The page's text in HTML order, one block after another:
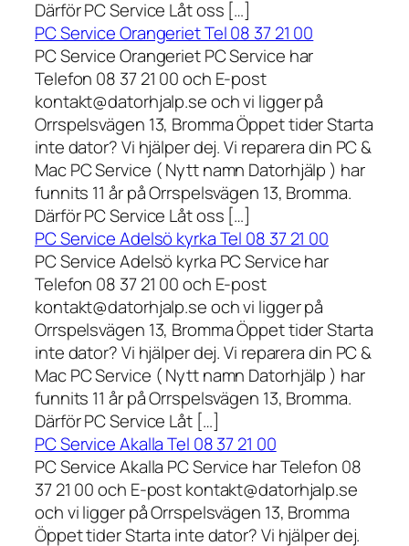
Därför PC Service Låt oss […]
PC Service Orangeriet Tel 08 37 21 00
PC Service Orangeriet PC Service har
Telefon 08 37 21 00 och E-post
kontakt@datorhjalp.se och vi ligger på
Orrspelsvägen 13, Bromma Öppet tider Starta
inte dator? Vi hjälper dej. Vi reparera din PC &
Mac PC Service ( Nytt namn Datorhjälp ) har
funnits 11 år på Orrspelsvägen 13, Bromma.
Därför PC Service Låt oss […]
PC Service Adelsö kyrka Tel 08 37 21 00
PC Service Adelsö kyrka PC Service har
Telefon 08 37 21 00 och E-post
kontakt@datorhjalp.se och vi ligger på
Orrspelsvägen 13, Bromma Öppet tider Starta
inte dator? Vi hjälper dej. Vi reparera din PC &
Mac PC Service ( Nytt namn Datorhjälp ) har
funnits 11 år på Orrspelsvägen 13, Bromma.
Därför PC Service Låt […]
PC Service Akalla Tel 08 37 21 00
PC Service Akalla PC Service har Telefon 08
37 21 00 och E-post kontakt@datorhjalp.se
och vi ligger på Orrspelsvägen 13, Bromma
Öppet tider Starta inte dator? Vi hjälper dej.